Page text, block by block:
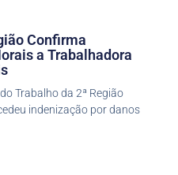
Confirma
a Trabalhadora
Trabalho da 2ª Região
indenização por danos